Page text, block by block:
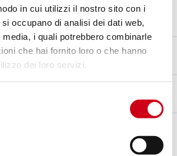
in cui utilizzi il nostro sito con i
occupano di analisi dei dati web,
i quali potrebbero combinarle
che hai fornito loro o che hanno
dei loro servizi.
usage routier - Euro 5+
EN FIBRE DE CARBONE INCLUSE